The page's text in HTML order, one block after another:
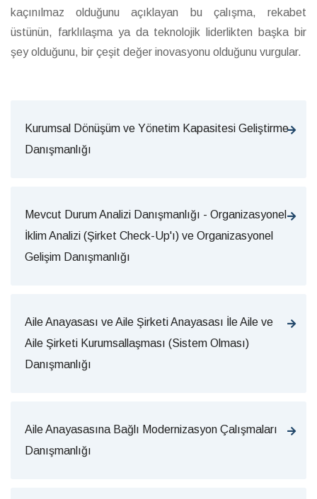
kaçınılmaz olduğunu açıklayan bu çalışma, rekabet
üstünün, farklılaşma ya da teknolojik liderlikten başka bir
şey olduğunu, bir çeşit değer inovasyonu olduğunu vurgular.
Kurumsal Dönüşüm ve Yönetim Kapasitesi Geliştirme
Danışmanlığı
Mevcut Durum Analizi Danışmanlığı - Organizasyonel
İklim Analizi (Şirket Check-Up'ı) ve Organizasyonel
Gelişim Danışmanlığı
Aile Anayasası ve Aile Şirketi Anayasası İle Aile ve
Aile Şirketi Kurumsallaşması (Sistem Olması)
Danışmanlığı
Aile Anayasasına Bağlı Modernizasyon Çalışmaları
Danışmanlığı